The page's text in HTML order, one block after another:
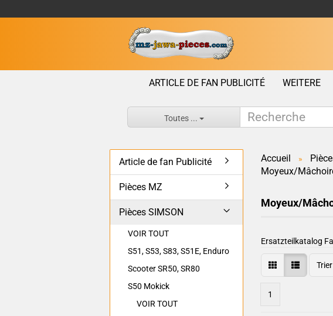
ARTICLE DE FAN PUBLICITÉ WEITERE
Toutes ...
Accueil »
Moyeux/
Moyeux/
Ersatzteilkatalog
1
Article de fan Publicité
Pièces MZ
Pièces SIMSON
VOIR TOUT
S51, S53, S83, S51E, Enduro
Scooter SR50, SR80
S50 Mokick
VOIR TOUT